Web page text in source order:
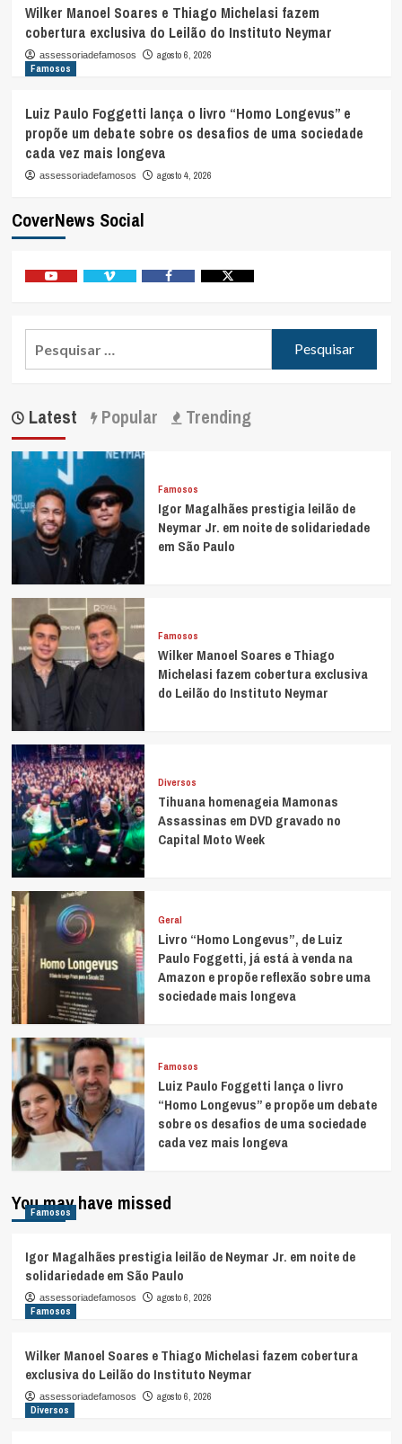
Wilker Manoel Soares e Thiago Michelasi fazem
cobertura exclusiva do Leilão do Instituto Neymar
assessoriadefamosos
agosto 6, 2026
Famosos
Luiz Paulo Foggetti lança o livro “Homo Longevus” e
propõe um debate sobre os desafios de uma sociedade
cada vez mais longeva
assessoriadefamosos agosto 4, 2026
CoverNews Social
Latest Popular Trending
Famosos
Igor Magalhães prestigia leilão de
Neymar Jr. em noite de solidariedade
em São Paulo
Famosos
Wilker Manoel Soares e Thiago
Michelasi fazem cobertura exclusiva
do Leilão do Instituto Neymar
Diversos
Tihuana homenageia Mamonas
Assassinas em DVD gravado no
Capital Moto Week
Geral
Livro “Homo Longevus”, de Luiz
Paulo Foggetti, já está à venda na
Amazon e propõe reflexão sobre uma
sociedade mais longeva
Famosos
Luiz Paulo Foggetti lança o livro
“Homo Longevus” e propõe um debate
sobre os desafios de uma sociedade
cada vez mais longeva
You may have missed
Famosos
Igor Magalhães prestigia leilão de Neymar Jr. em noite de
solidariedade em São Paulo
assessoriadefamosos
agosto 6, 2026
Famosos
Wilker Manoel Soares e Thiago Michelasi fazem cobertura
exclusiva do Leilão do Instituto Neymar
assessoriadefamosos
agosto 6, 2026
Diversos